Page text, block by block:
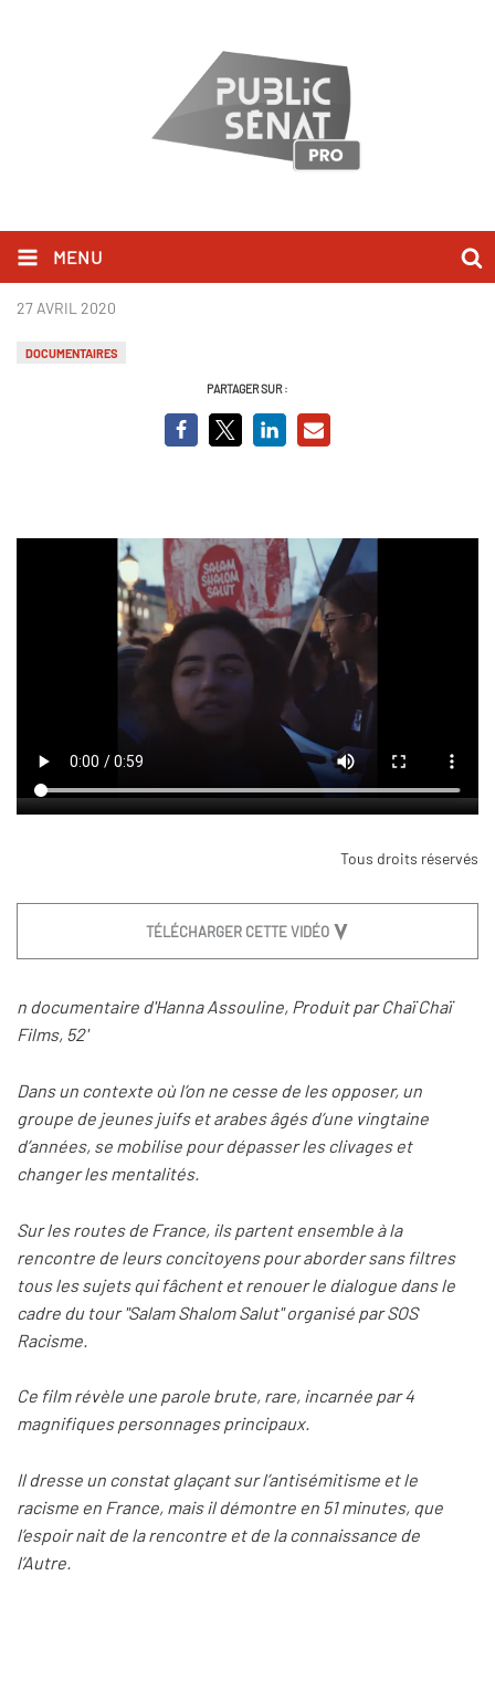
MENU
"A notre tour ! " - Le Teaser
27 AVRIL 2020
DOCUMENTAIRES
PARTAGER SUR :
Tous droits réservés
TÉLÉCHARGER CETTE VIDÉO
n documentaire d'Hanna Assouline, Produit par Chaï Chaï
Films, 52'
Dans un contexte où l’on ne cesse de les opposer, un
groupe de jeunes juifs et arabes âgés d’une vingtaine
d’années, se mobilise pour dépasser les clivages et
changer les mentalités.
Sur les routes de France, ils partent ensemble à la
rencontre de leurs concitoyens pour aborder sans filtres
tous les sujets qui fâchent et renouer le dialogue dans le
cadre du tour "Salam Shalom Salut" organisé par SOS
Racisme.
Ce film révèle une parole brute, rare, incarnée par 4
magnifiques personnages principaux.
Il dresse un constat glaçant sur l’antisémitisme et le
racisme en France, mais il démontre en 51 minutes, que
l’espoir nait de la rencontre et de la connaissance de
l’Autre.